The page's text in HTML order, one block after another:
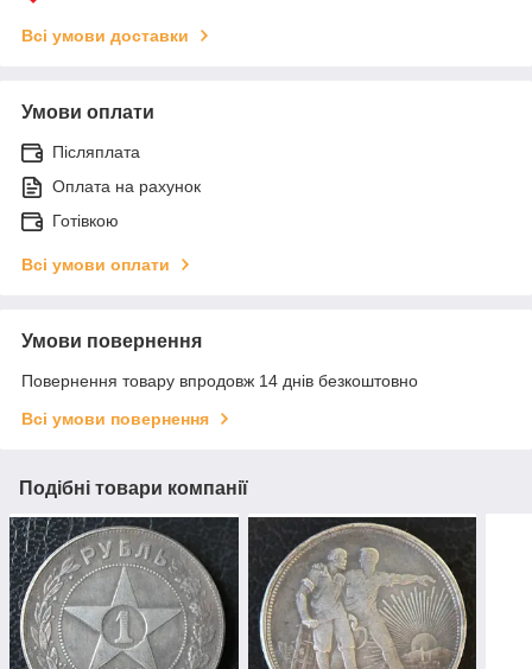
Всі умови доставки
Умови оплати
Післяплата
Оплата на рахунок
Готівкою
Всі умови оплати
Умови повернення
Повернення товару впродовж 14 днів безкоштовно
Всі умови повернення
Подібні товари компанії